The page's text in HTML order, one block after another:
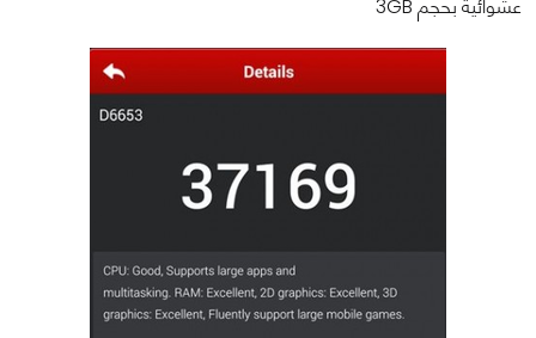
عشوائية بحجم 3GB